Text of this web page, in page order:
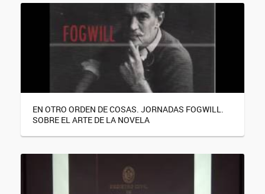
EN OTRO ORDEN DE COSAS. JORNADAS FOGWILL.
SOBRE EL ARTE DE LA NOVELA